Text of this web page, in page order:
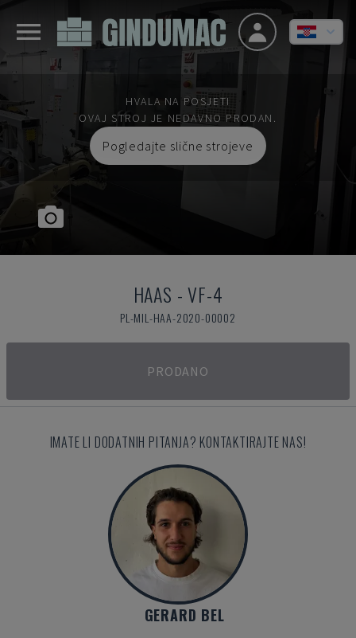
HVALA NA POSJETI
OVAJ STROJ JE NEDAVNO PRODAN.
Pogledajte slične strojeve
HAAS -VF-4
PL-MIL-HAA-2020-00002
PRODANO
IMATE LI DODATNIH PITANJA? KONTAKTIRAJTE NAS!
GERARD BEL